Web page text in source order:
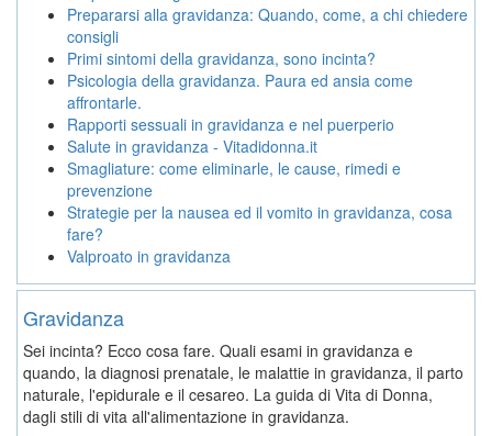
Prepararsi alla gravidanza: Quando, come, a chi chiedere
consigli
Primi sintomi della gravidanza, sono incinta?
Psicologia della gravidanza. Paura ed ansia come
affrontarle.
Rapporti sessuali in gravidanza e nel puerperio
Salute in gravidanza - Vitadidonna.it
Smagliature: come eliminarle, le cause, rimedi e
prevenzione
Strategie per la nausea ed il vomito in gravidanza, cosa
fare?
Valproato in gravidanza
Gravidanza
Sei incinta? Ecco cosa fare. Quali esami in gravidanza e
quando, la diagnosi prenatale, le malattie in gravidanza, il parto
naturale, l'epidurale e il cesareo. La guida di Vita di Donna,
dagli stili di vita all'alimentazione in gravidanza.